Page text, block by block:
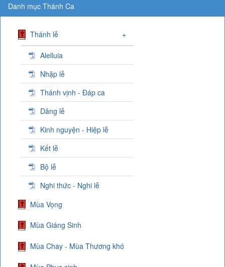
Danh mục Thánh Ca
Thánh lễ +
Alelluia
Nhập lễ
Thánh vịnh - Đáp ca
Dâng lễ
Kinh nguyện - Hiệp lễ
Kết lễ
Bộ lễ
Nghi thức - Nghi lễ
Mùa Vọng
Mùa Giáng Sinh
Mùa Chay - Mùa Thương khó